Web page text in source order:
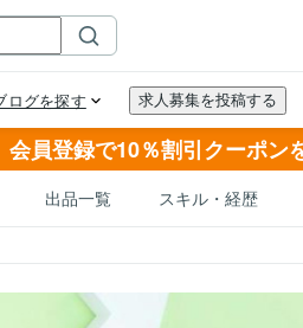
会員登録で10％割引クーポン
出品一覧 スキル・経歴